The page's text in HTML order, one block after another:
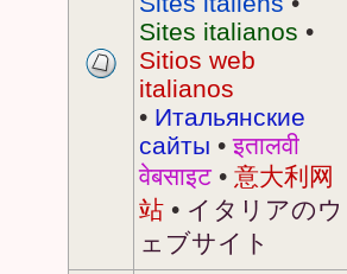
Sites italianos •
Sitios web
italianos
• Итальянские
сайты •इतालवी
वेबसाइट• 意大利网
站 • イタリアのウ
ェブサイト